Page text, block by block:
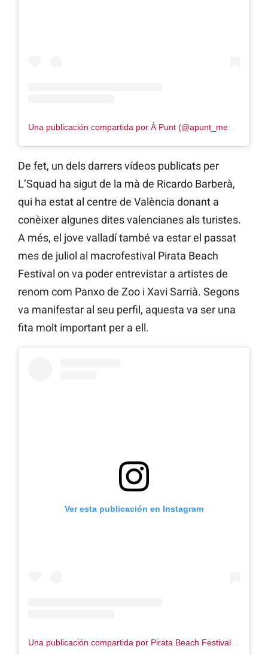
De fet, un dels darrers vídeos publicats per
L’Squad ha sigut de la mà de Ricardo Barberà,
qui ha estat al centre de València donant a
conèixer algunes dites valencianes als turistes.
A més, el jove valladí també va estar el passat
mes de juliol al macrofestival Pirata Beach
Festival on va poder entrevistar a artistes de
renom com Panxo de Zoo i Xavi Sarrià. Segons
va manifestar al seu perfil, aquesta va ser una
fita molt important per a ell.
Ver esta publicación en Instagram